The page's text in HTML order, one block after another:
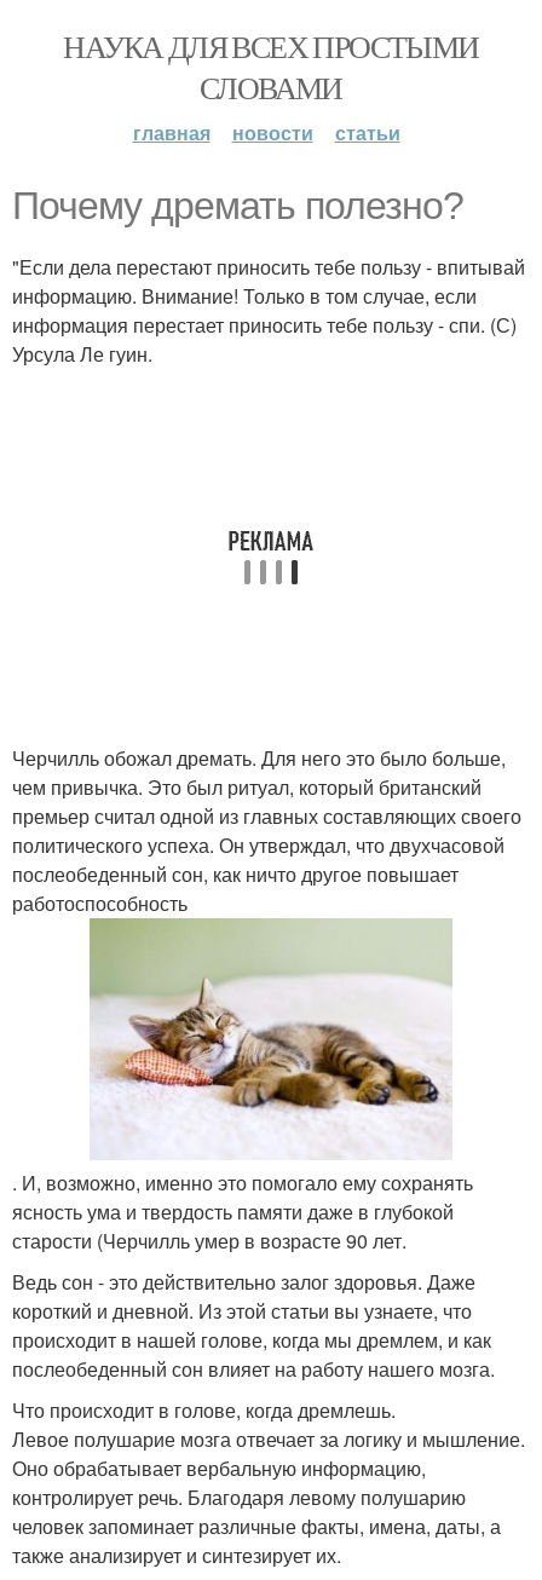
НАУКА ДЛЯ ВСЕХ ПРОСТЫМИ
СЛОВАМИ
главная новости статьи
Почему дремать полезно?
"Если дела перестают приносить тебе пользу - впитывай
информацию. Внимание! Только в том случае, если
информация перестает приносить тебе пользу - спи. (С)
Урсула Ле гуин.
Черчилль обожал дремать. Для него это было больше,
чем привычка. Это был ритуал, который британский
премьер считал одной из главных составляющих своего
политического успеха. Он утверждал, что двухчасовой
послеобеденный сон, как ничто другое повышает
работоспособность
. И, возможно, именно это помогало ему сохранять
ясность ума и твердость памяти даже в глубокой
старости (Черчилль умер в возрасте 90 лет.
Ведь сон - это действительно залог здоровья. Даже
короткий и дневной. Из этой статьи вы узнаете, что
происходит в нашей голове, когда мы дремлем, и как
послеобеденный сон влияет на работу нашего мозга.
Что происходит в голове, когда дремлешь.
Левое полушарие мозга отвечает за логику и мышление.
Оно обрабатывает вербальную информацию,
контролирует речь. Благодаря левому полушарию
человек запоминает различные факты, имена, даты, а
также анализирует и синтезирует их.